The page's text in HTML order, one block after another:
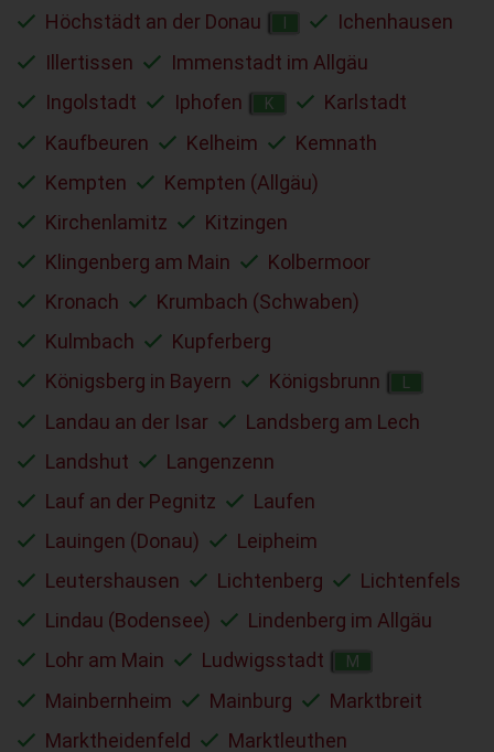
Höchstädt an der Donau
Ichenhausen
Illertissen
Immenstadt im Allgäu
Ingolstadt
Iphofen K
Karlstadt
Kaufbeuren
Kelheim
Kemnath
Kempten
Kempten (Allgäu)
Kirchenlamitz
Kitzingen
Klingenberg am Main
Kolbermoor
Kronach
Krumbach (Schwaben)
Kulmbach
Kupferberg
Königsberg in Bayern
Königsbrunn
Landau an der Isar
Landsberg am Lech
Landshut
Langenzenn
Lauf an der Pegnitz
Laufen
Lauingen (Donau)
Leipheim
Leutershausen
Lichtenberg
Lichtenfels
Lindau (Bodensee)
Lindenberg im Allgäu
Lohr am Main
Ludwigsstadt M
Mainbernheim Mainburg
Marktbreit
Marktheidenfeld
Marktleuthen